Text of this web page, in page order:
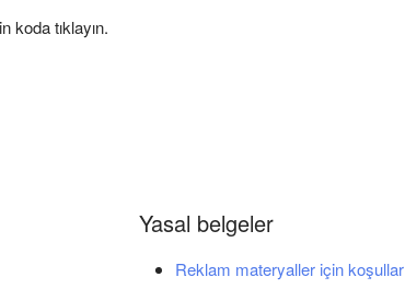
koda tıklayın.
Yasal belgeler
Reklam materyaller için koşullar